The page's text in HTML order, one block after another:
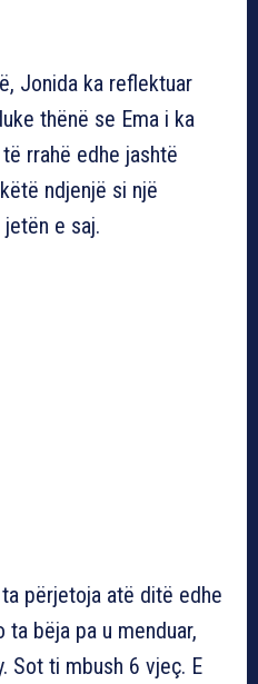
Jonida ka reflektuar
thënë se Ema i ka
rrahë edhe jashtë
ndjenjë si një
e saj.
përjetoja atë ditë edhe
bëja pa u menduar,
Sot ti mbush 6 vjeç. E